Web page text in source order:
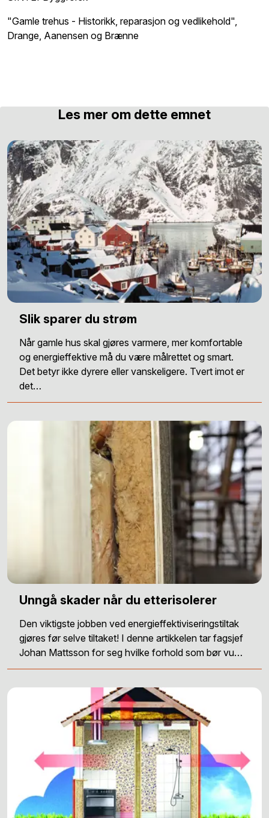
"Gamle trehus - Historikk, reparasjon og vedlikehold",
Drange, Aanensen og Brænne
Les mer om dette emnet
Slik sparer du strøm
Når gamle hus skal gjøres varmere, mer komfortable
og energieffektive må du være målrettet og smart.
Det betyr ikke dyrere eller vanskeligere. Tvert imot er
det…
Unngå skader når du etterisolerer
Den viktigste jobben ved energieffektiviseringstiltak
gjøres før selve tiltaket! I denne artikkelen tar fagsjef
Johan Mattsson for seg hvilke forhold som bør vu…